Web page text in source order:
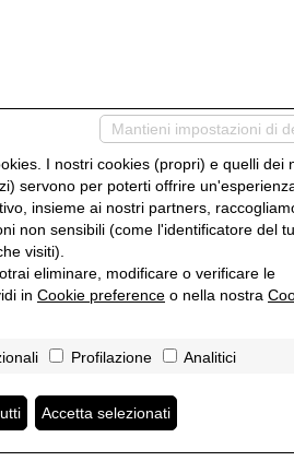
Mantieni impostazioni di
I nostri cookies (propri) e quelli dei
servono per poterti offrire
insieme ai nostri partners,
non sensibili (come l'identificatore del
visiti).
eliminare, modificare o verificare le
in Cookie preference o nella nostra
Profilazione Analitici
Accetta selezionati